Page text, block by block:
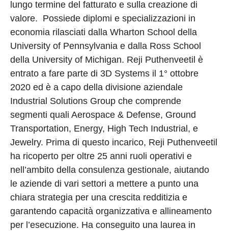
lungo termine del fatturato e sulla creazione di
valore. Possiede diplomi e specializzazioni in
economia rilasciati dalla Wharton School della
University of Pennsylvania e dalla Ross School
della University of Michigan. Reji Puthenveetil è
entrato a fare parte di 3D Systems il 1° ottobre
2020 ed è a capo della divisione aziendale
Industrial Solutions Group che comprende
segmenti quali Aerospace & Defense, Ground
Transportation, Energy, High Tech Industrial, e
Jewelry. Prima di questo incarico, Reji Puthenveetil
ha ricoperto per oltre 25 anni ruoli operativi e
nell’ambito della consulenza gestionale, aiutando
le aziende di vari settori a mettere a punto una
chiara strategia per una crescita redditizia e
garantendo capacità organizzativa e allineamento
per l’esecuzione. Ha conseguito una laurea in